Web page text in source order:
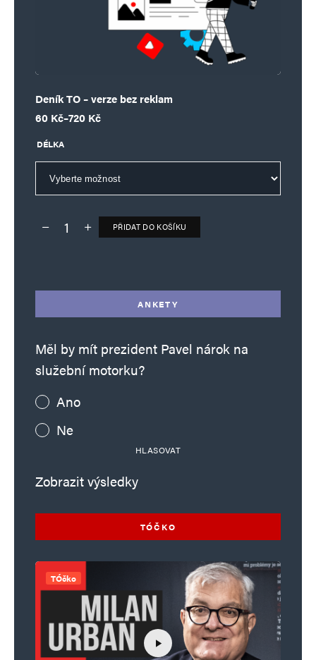
Deník TO – verze bez reklam
60 Kč–720 Kč
Rozpětí cen: 60 Kč až 720 Kč
DÉLKA
Deník TO – verze bez reklam množství
PŘIDAT DO KOŠÍKU
ANKETY
Měl by mít prezident Pavel nárok na
služební motorku?
Ano
Ne
HLASOVAT
Zobrazit výsledky
TÓČKO
TÓčko